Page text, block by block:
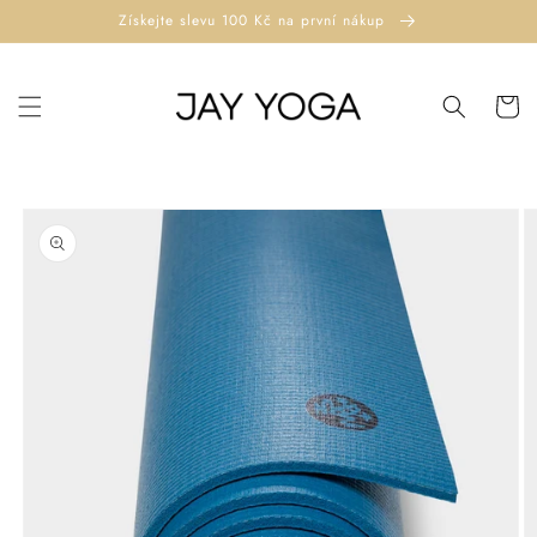
obsahu
Získejte slevu 100 Kč na první nákup
Košík
produktu